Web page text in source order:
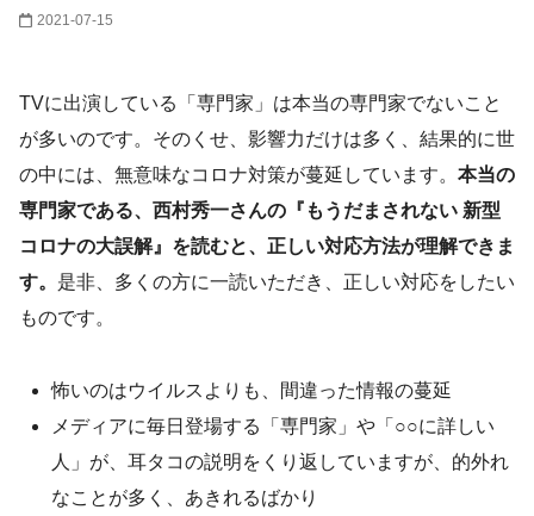
2021-07-15
TVに出演している「専門家」は本当の専門家でないこと
が多いのです。そのくせ、影響力だけは多く、結果的に世
の中には、無意味なコロナ対策が蔓延しています。 本当の
専門家である、西村秀一さんの『もうだまされない 新型
コロナの大誤解』を読むと、正しい対応方法が理解できま
す。 是非、多くの方に一読いただき、正しい対応をしたい
ものです。
怖いのはウイルスよりも、間違った情報の蔓延
メディアに毎日登場する「専門家」や「○○に詳しい
人」が、耳タコの説明をくり返していますが、的外れ
なことが多く、あきれるばかり